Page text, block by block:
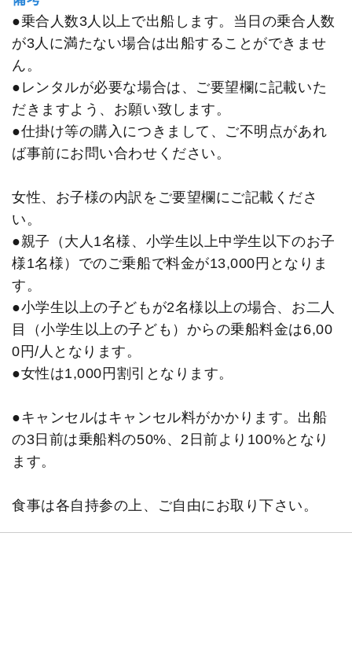
●乗合人数3人以上で出船します。当日の乗合人数
が3人に満たない場合は出船することができませ
ん。
●レンタルが必要な場合は、ご要望欄に記載いた
だきますよう、お願い致します。
●仕掛け等の購入につきまして、ご不明点があれ
ば事前にお問い合わせください。
女性、お子様の内訳をご要望欄にご記載くださ
い。
●親子（大人1名様、小学生以上中学生以下のお子
様1名様）でのご乗船で料金が13,000円となりま
す。
●小学生以上の子どもが2名様以上の場合、お二人
目（小学生以上の子ども）からの乗船料金は6,00
0円/人となります。
●女性は1,000円割引となります。
●キャンセルはキャンセル料がかかります。出船
の3日前は乗船料の50%、2日前より100%となり
ます。
食事は各自持参の上、ご自由にお取り下さい。